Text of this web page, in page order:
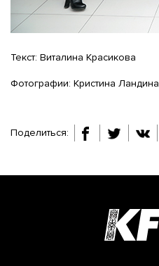
Текст: Виталина Красикова
Фотографии: Кристина Ландина
Поделиться: